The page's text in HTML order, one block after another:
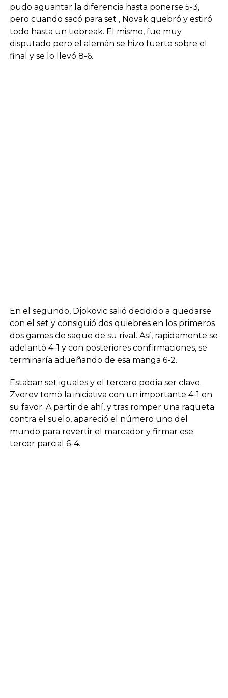
pudo aguantar la diferencia hasta ponerse 5-3,
pero cuando sacó para set , Novak quebró y estiró
todo hasta un tiebreak. El mismo, fue muy
disputado pero el alemán se hizo fuerte sobre el
final y se lo llevó 8-6.
En el segundo, Djokovic salió decidido a quedarse
con el set y consiguió dos quiebres en los primeros
dos games de saque de su rival. Así, rapidamente se
adelantó 4-1 y con posteriores confirmaciones, se
terminaría adueñando de esa manga 6-2.
Estaban set iguales y el tercero podía ser clave.
Zverev tomó la iniciativa con un importante 4-1 en
su favor. A partir de ahí, y tras romper una raqueta
contra el suelo, apareció el número uno del
mundo para revertir el marcador y firmar ese
tercer parcial 6-4.